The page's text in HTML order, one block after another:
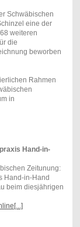
Schwäbischen
eine der
weiteren
die
beworben
Rahmen
in
Hand-in-
Zeitunung:
Hand-in-Hand
beim diesjährigen